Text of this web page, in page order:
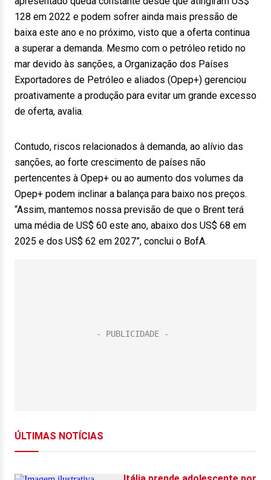
128 em 2022 e podem sofrer ainda mais pressão de
baixa este ano e no próximo, visto que a oferta continua
a superar a demanda. Mesmo com o petróleo retido no
mar devido às sanções, a Organização dos Países
Exportadores de Petróleo e aliados (Opep+) gerenciou
proativamente a produção para evitar um grande excesso
de oferta, avalia.
Contudo, riscos relacionados à demanda, ao alívio das
sanções, ao forte crescimento de países não
pertencentes à Opep+ ou ao aumento dos volumes da
Opep+ podem inclinar a balança para baixo nos preços.
“Assim, mantemos nossa previsão de que o Brent terá
uma média de US$ 60 este ano, abaixo dos US$ 68 em
2025 e dos US$ 62 em 2027”, conclui o BofA.